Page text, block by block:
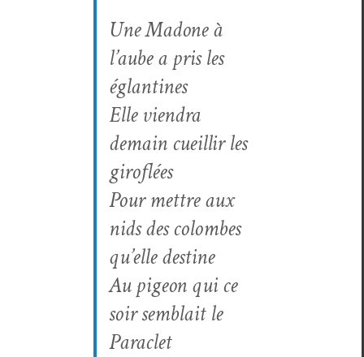
Une Madone à
l’aube a pris les
églantines
Elle vien­dra
demain cueil­lir les
giroflées
Pour met­tre aux
nids des colombes
qu’elle destine
Au pigeon qui ce
soir sem­blait le
Paraclet